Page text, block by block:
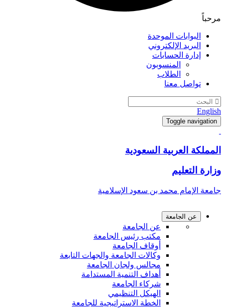
مرحباً
البوابات الموحدة
البريد الإلكتروني
إدارة الحسابات
المنسوبون
الطلاب
تواصل معنا
English
Toggle navigation
المملكة العربية السعودية
وزارة التعليم
جامعة الإمام محمد بن سعود الإسلامية
عن الجامعة
عن الجامعة
مكتب رئيس الجامعة
أوقاف الجامعة
وكالات الجامعة والجهات التابعة
مجالس ولجان الجامعة
أهداف التنمية المستدامة
شركاء الجامعة
الهيكل التنظيمي
الخطة الاستراتيجية للجامعة